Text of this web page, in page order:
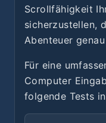
Scrollfähigkeit
sicherzustellen,
Abenteuer
Für eine
Computer
folgende Tests